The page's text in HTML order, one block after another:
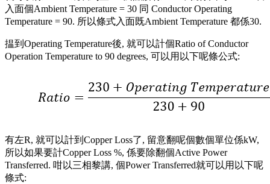
入面個Ambient Temperature = 30 同 Conductor Operating
Temperature = 90. 所以條式入面既Ambient Temperature 都係30.
揾到Operating Temperature後, 就可以計個Ratio of Conductor
Operation Temperature to 90 degrees, 可以用以下呢條公式:
有左R, 就可以計到Copper Loss了, 留意翻呢個數個單位係kW,
所以如果要計Copper Loss %, 係要除翻個Active Power
Transferred. 咁以三相黎講, 個Power Transferred就可以用以下呢
條式: